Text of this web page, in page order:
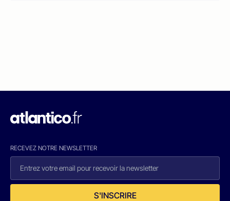
RECEVEZ NOTRE NEWSLETTER
S'INSCRIRE